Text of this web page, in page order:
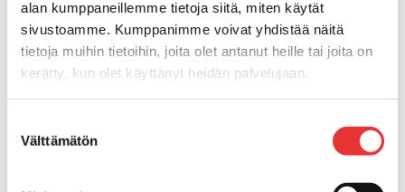
alan kumppaneillemme tietoja siitä, miten käytät
sivustoamme. Kumppanimme voivat yhdistää näitä
tietoja muihin tietoihin, joita olet antanut heille tai joita on
kerätty, kun olet käyttänyt heidän palvelujaan.
valinta
Välttämätön
Vesiurheilu
Drive lisävarusteet
Tyynyt,Patjat
Buster-lisävarusteet
Kaiteet